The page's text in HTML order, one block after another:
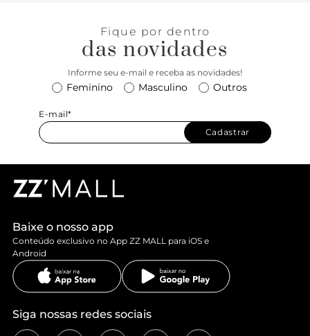
Fique por dentro
das novidades
Informe seu e-mail e receba as novidades!
Feminino Masculino Outros
E-mail*
Cadastrar
Baixe o nosso app
Conteúdo exclusivo no App ZZ MALL para iOS e
Android
Siga nossas redes sociais